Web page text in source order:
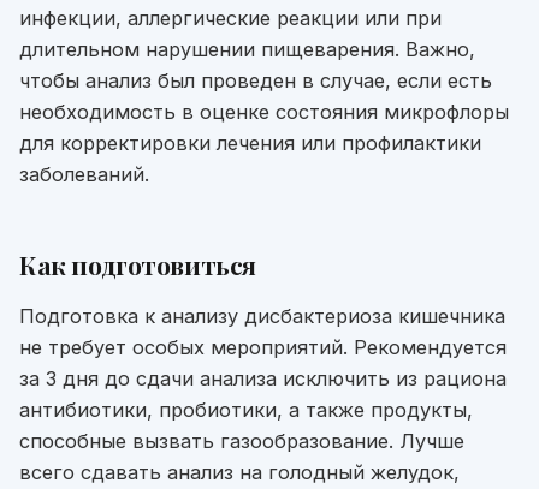
инфекции, аллергические реакции или при
длительном нарушении пищеварения. Важно,
чтобы анализ был проведен в случае, если есть
необходимость в оценке состояния микрофлоры
для корректировки лечения или профилактики
заболеваний.
Как подготовиться
Подготовка к анализу дисбактериоза кишечника
не требует особых мероприятий. Рекомендуется
за 3 дня до сдачи анализа исключить из рациона
антибиотики, пробиотики, а также продукты,
способные вызвать газообразование. Лучше
всего сдавать анализ на голодный желудок,